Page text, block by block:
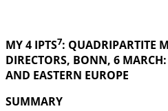
MY 4 IPTS7: QUADRIPARTITE
DIRECTORS, BONN, 6
AND EASTERN EUROPE
SUMMARY